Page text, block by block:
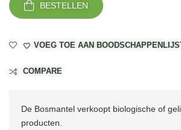
BESTELLEN
VOEG TOE AAN
COMPARE
De Bosmantel verkoopt biologische of
producten.